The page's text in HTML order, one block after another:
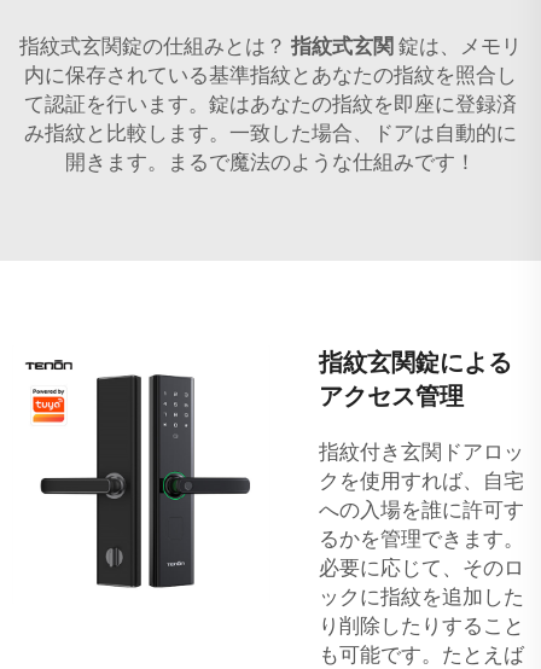
指紋式玄関錠の仕組みとは？ 指紋式玄関 錠は、メモリ
内に保存されている基準指紋とあなたの指紋を照合し
て認証を行います。錠はあなたの指紋を即座に登録済
み指紋と比較します。一致した場合、ドアは自動的に
開きます。まるで魔法のような仕組みです！
指紋玄関錠による
アクセス管理
指紋付き玄関ドアロッ
クを使用すれば、自宅
への入場を誰に許可す
るかを管理できます。
必要に応じて、そのロ
ックに指紋を追加した
り削除したりすること
も可能です。たとえば